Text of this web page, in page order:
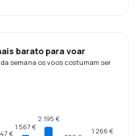
barato para voar
semana os voos costumam ser
€
1 567 €
2 195 €
1 266 €